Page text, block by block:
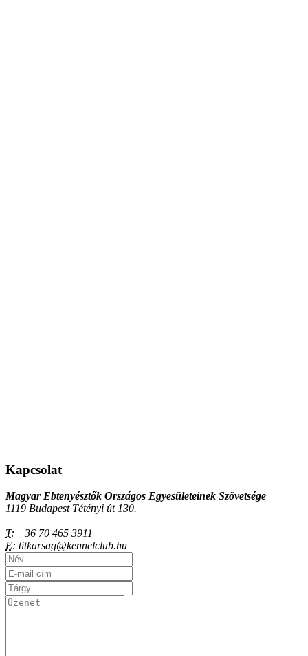
Kapcsolat
Magyar Ebtenyésztők Országos Egyesületeinek Szövetsége
1119 Budapest Tétényi út 130.
T: +36 70 465 3911
E: titkarsag@kennelclub.hu